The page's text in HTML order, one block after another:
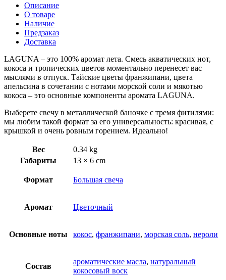
Описание
О товаре
Наличие
Предзаказ
Доставка
LAGUNA – это 100% аромат лета. Смесь акватических нот,
кокоса и тропических цветов моментально перенесет вас
мыслями в отпуск. Тайские цветы франжипани, цвета
апельсина в сочетании с нотами морской соли и мякотью
кокоса – это основные компоненты аромата LAGUNA.
Выберете свечу в металлической баночке с тремя фитилями:
мы любим такой формат за его универсальность: красивая, с
крышкой и очень ровным горением. Идеально!
Вес
0.34 kg
Габариты
13 × 6 cm
Формат Большая свеча
Аромат Цветочный
Основные ноты кокос, франжипани, морская соль, нероли
Состав
ароматические масла, натуральный
кокосовый воск